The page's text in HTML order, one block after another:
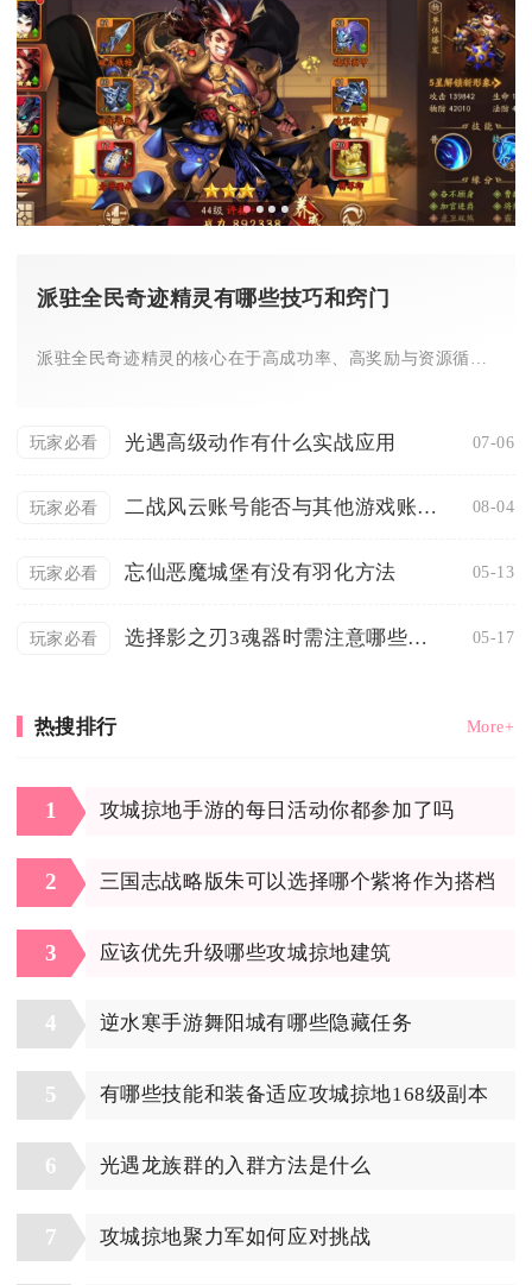
派驻全民奇迹精灵有哪些技巧和窍门
派驻全民奇迹精灵的核心在于高成功率、高奖励与资源循环，关键技...
玩家必看 光遇高级动作有什么实战应用 07-06
玩家必看 二战风云账号能否与其他游戏账号共用 08-04
玩家必看 忘仙恶魔城堡有没有羽化方法 05-13
玩家必看 选择影之刃3魂器时需注意哪些因素 05-17
热搜排行 More+
1 攻城掠地手游的每日活动你都参加了吗
2 三国志战略版朱可以选择哪个紫将作为搭档
3 应该优先升级哪些攻城掠地建筑
4 逆水寒手游舞阳城有哪些隐藏任务
5 有哪些技能和装备适应攻城掠地168级副本
6 光遇龙族群的入群方法是什么
7 攻城掠地聚力军如何应对挑战